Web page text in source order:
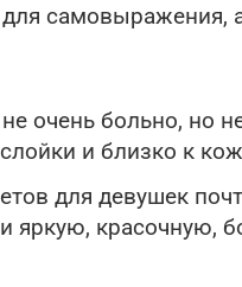
для
очень больно, но
и близко к
для девушек
и яркую,